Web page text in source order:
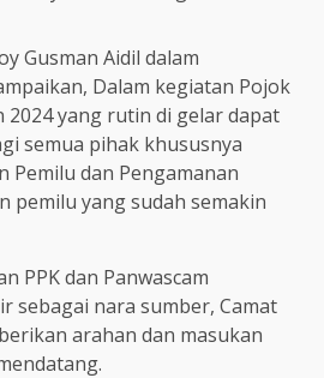
Gusman Aidil dalam
Dalam kegiatan Pojok
2024 yang rutin di gelar dapat
semua pihak khususnya
Pemilu dan Pengamanan
pemilu yang sudah semakin
PPK dan Panwascam
sebagai nara sumber, Camat
arahan dan masukan